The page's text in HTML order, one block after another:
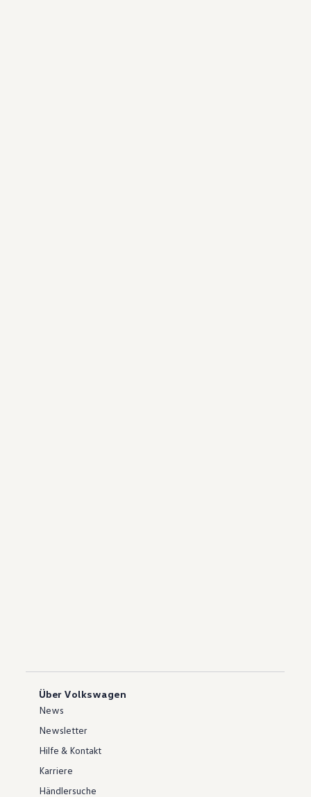
Über Volkswagen
News
Newsletter
Hilfe & Kontakt
Karriere
Händlersuche